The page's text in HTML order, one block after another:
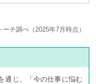
チ調べ（2025年7月時点）
通じ、「今の仕事に悩む